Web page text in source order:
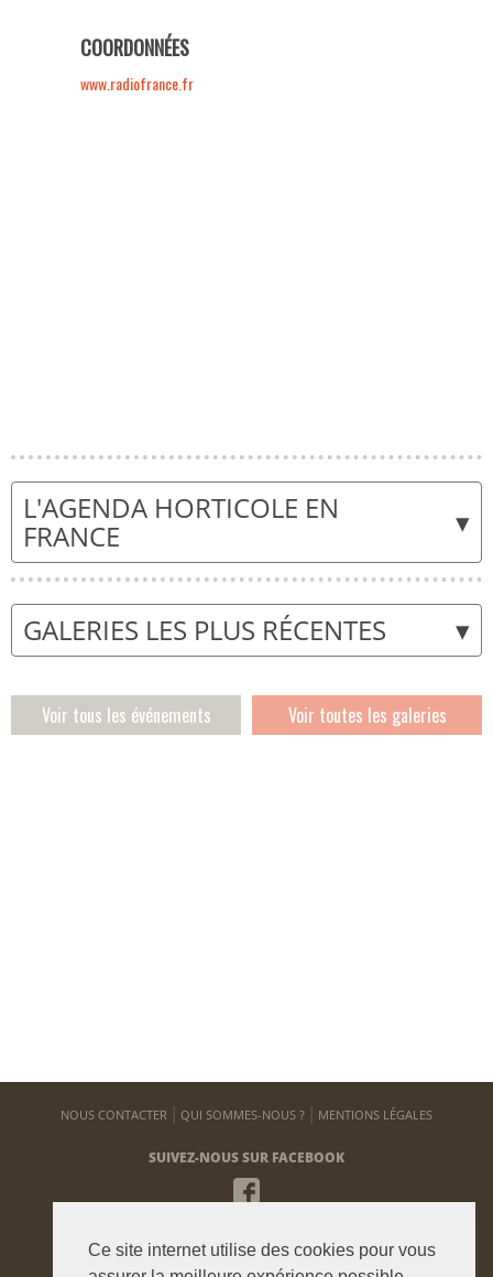
Ce site internet utilise des cookies pour vous
COORDONNÉES
www.radiofrance.fr
▾
L'AGENDA HORTICOLE EN
FRANCE
▾
GALERIES LES PLUS RÉCENTES
Voir tous les événements Voir toutes les galeries
NOUS CONTACTER QUI SOMMES-NOUS ? MENTIONS LÉGALES
SUIVEZ-NOUS SUR FACEBOOK
NEWSLETTER